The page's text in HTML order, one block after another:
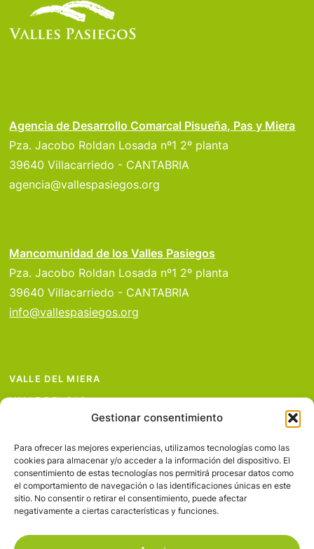
Gestionar consentimiento
Para ofrecer las mejores experiencias, utilizamos tecnologías como las
cookies para almacenar y/o acceder a la información del dispositivo. El
consentimiento de estas tecnologías nos permitirá procesar datos como
el comportamiento de navegación o las identificaciones únicas en este
sitio. No consentir o retirar el consentimiento, puede afectar
negativamente a ciertas características y funciones.
Agencia de Desarrollo Comarcal Pisueña, Pas y Miera
Pza. Jacobo Roldan Losada nº1 2º planta
39640 Villacarriedo - CANTABRIA
agencia@vallespasiegos.org
Mancomunidad de los Valles Pasiegos
Pza. Jacobo Roldan Losada nº1 2º planta
39640 Villacarriedo - CANTABRIA
info@vallespasiegos.org
VALLE DEL MIERA
VALLE DEL PAS
VALLE DEL PISUEÑA
PROYECTOS
SERVICIOS
AVISO LEGAL